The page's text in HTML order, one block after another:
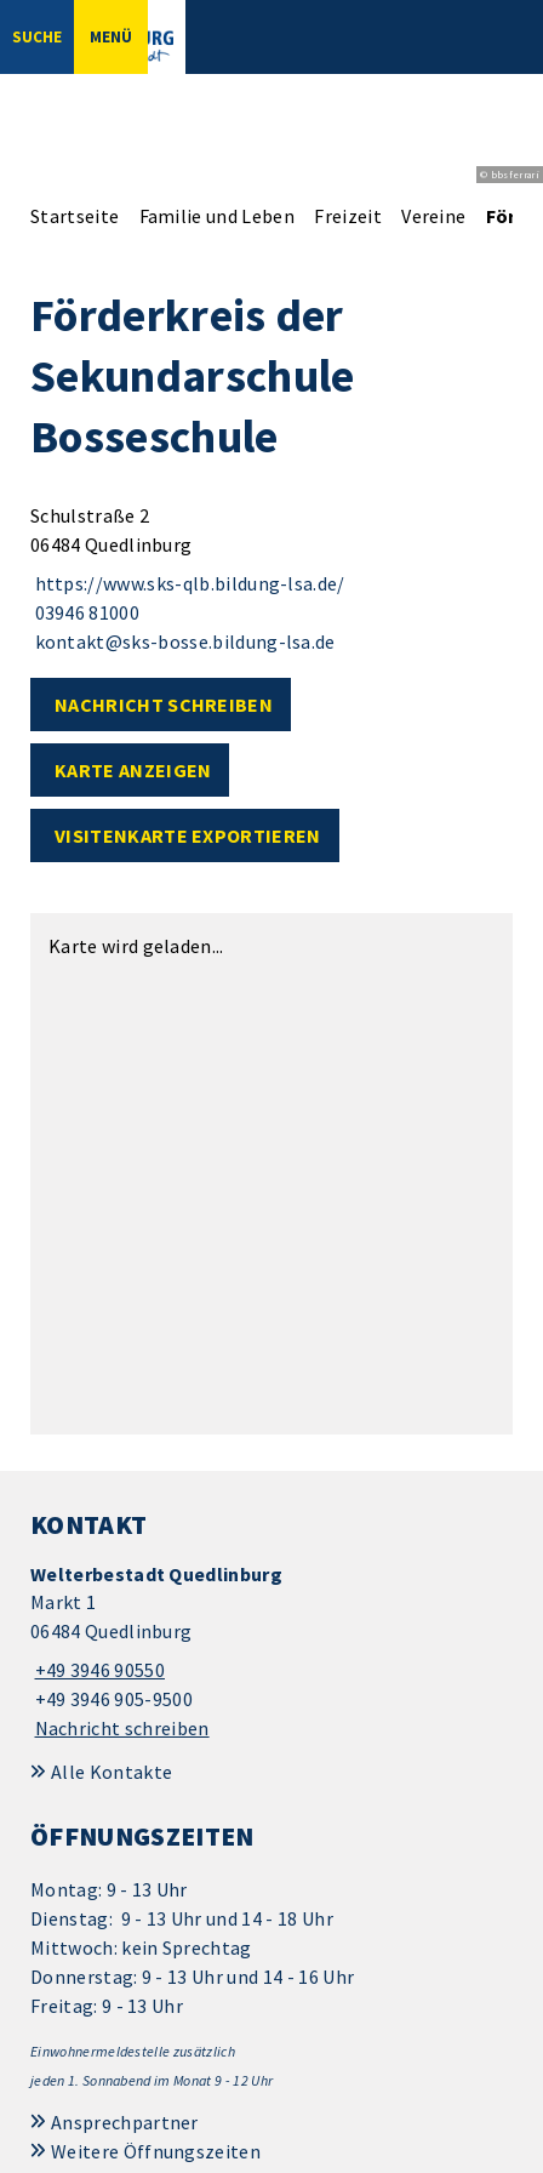
SUCHE MENÜ
© bbsferrari
Startseite Familie und Leben Freizeit Vereine
Förderkreis der
Sekundarschule
Bosseschule
Schulstraße 2
06484 Quedlinburg
https://www.sks-qlb.bildung-lsa.de/
03946 81000
kontakt@sks-bosse.bildung-lsa.de
NACHRICHT SCHREIBEN
KARTE ANZEIGEN
VISITENKARTE EXPORTIEREN
Karte wird geladen...
KONTAKT
Welterbestadt Quedlinburg
Markt 1
06484 Quedlinburg
+49 3946 90550
+49 3946 905-9500
Nachricht schreiben
Alle Kontakte
ÖFFNUNGSZEITEN
Montag: 9 - 13 Uhr
Dienstag: 9 - 13 Uhr und 14 - 18 Uhr
Mittwoch: kein Sprechtag
Donnerstag: 9 - 13 Uhr und 14 - 16 Uhr
Freitag: 9 - 13 Uhr
Einwohnermeldestelle zusätzlich
jeden 1. Sonnabend im Monat 9 - 12 Uhr
Ansprechpartner
Weitere Öffnungszeiten